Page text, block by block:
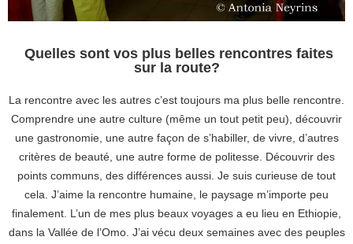
Quelles sont vos plus belles rencontres faites
sur la route?
La rencontre avec les autres c’est toujours ma plus belle rencontre.
Comprendre une autre culture (même un tout petit peu), découvrir
une gastronomie, une autre façon de s’habiller, de vivre, d’autres
critères de beauté, une autre forme de politesse. Découvrir des
points communs, des différences aussi. Je suis curieuse de tout
cela. J’aime la rencontre humaine, le paysage m’importe peu
finalement. L’un de mes plus beaux voyages a eu lieu en Ethiopie,
dans la Vallée de l’Omo. J’ai vécu deux semaines avec des peuples